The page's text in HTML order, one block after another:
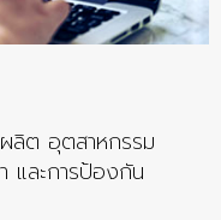
ลิต อุตสาหกรรม
และการป้องกัน